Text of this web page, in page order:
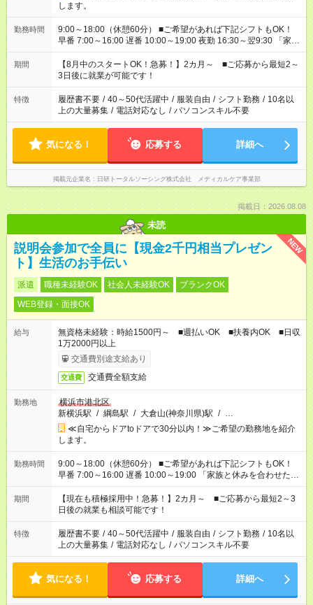
します。
勤務時間
9:00～18:00（休憩60分） ■ご希望があれば下記シフトもOK！
早番 7:00～16:00 遅番 10:00～19:00 夜勤 16:30～翌9:30 「家族
と休みを合わせたい」 「余裕を持って夕飯の準備がしたい」
「できれば残業はしたくない」 など、ご希望を教えてください
ね。 ※Wワーク希望の方へ 今ご覧のお仕事で希望する勤務時間
と、もう1つのお仕事の勤務時間。 合計で週40時間を超える場
合は応募できません。
期間
【8月中のスタートOK！急募！】2カ月～ ■ご応募から最短2～
3日後に就業が可能です！
特徴 履歴書不要 / 40～50代活躍中 / 服装自由 / シフト勤務 / 10名以
上の大量募集 / 電話対応なし / パソコンスキル不要
気になる！ 応募する 詳細へ
掲載元企業名 日研トータルソーシング株式会社 メディカルケア事業部
掲載日：2026.08.08
未読
NEW
説明会参加で全員に【現金2千円相当プレゼン
ト】生活のお手伝い
派遣 職種未経験OK 社会人未経験OK
ブランクOK
WEB登録・面接OK
給与
無資格未経験：時給1500円～ ■週払いOK ■扶養内OK ■日収
1万2000円以上
交通費別途支給あり
交通費 交通費全額支給
勤務地
横浜市港北区
新横浜駅 / 綱島駅 / 大倉山(神奈川県)駅 / …
≪自宅からドアtoドアで30分以内！≫ご希望の勤務地を紹介
します。
勤務時間
9:00～18:00（休憩60分） ■ご希望があれば下記シフトもOK！
早番 7:00～16:00 遅番 10:00～19:00 「家族と休みを合わせた
い」 「余裕を持って夕飯の準備がしたい」 「できれば残業はし
たくない」 など、ご希望を教えてくださいね。 ※Wワーク希望
の方へ 今ご覧のお仕事で希望する勤務時間と、もう1つのお仕事
の勤務時間。 合計で週40時間を超える場合は応募できません。
期間
【現在も積極採用中！急募！】2カ月～ ■ご応募から最短2～3
日後の就業も相談可能です！
特徴 履歴書不要 / 40～50代活躍中 / 服装自由 / シフト勤務 / 10名以
上の大量募集 / 電話対応なし / パソコンスキル不要
気になる！ 応募する 詳細へ